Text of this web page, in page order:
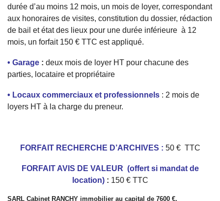
durée d’au moins 12 mois, un mois de loyer, correspondant
aux honoraires de visites, constitution du dossier, rédaction
de bail et état des lieux pour une durée inférieure à 12
mois, un forfait 150 € TTC est appliqué.
• Garage : deux mois de loyer HT pour chacune des
parties, locataire et propriétaire
• Locaux commerciaux et professionnels : 2 mois de
loyers HT à la charge du preneur.
FORFAIT RECHERCHE D’ARCHIVES : 50 € TTC
FORFAIT AVIS DE VALEUR (offert si mandat de
location): 150 € TTC
SARL Cabinet RANCHY immobilier au capital de 7600 €,